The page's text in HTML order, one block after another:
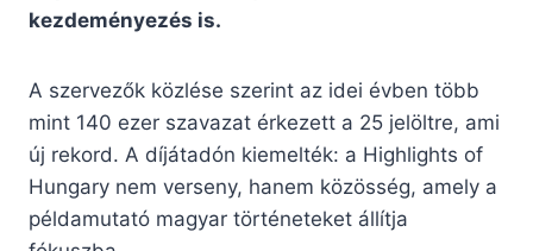
kezdeményezés is.
A szervezők közlése szerint az idei évben több
mint 140 ezer szavazat érkezett a 25 jelöltre, ami
új rekord. A díjátadón kiemelték: a Highlights of
Hungary nem verseny, hanem közösség, amely a
példamutató magyar történeteket állítja